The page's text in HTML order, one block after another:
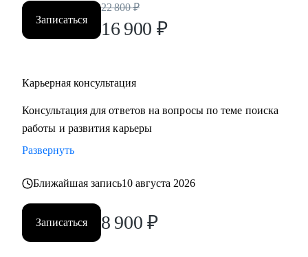
плыть по течению, но не знаете с чего начать ;)
глубокой экспертизы и использования в работе различных
Записаться
22 800 ₽
16 900 ₽
Карьерная консультация
Консультация для ответов на вопросы по теме поиска
работы и развития карьеры
Развернуть
Ближайшая запись10 августа 2026
Записаться 8 900 ₽